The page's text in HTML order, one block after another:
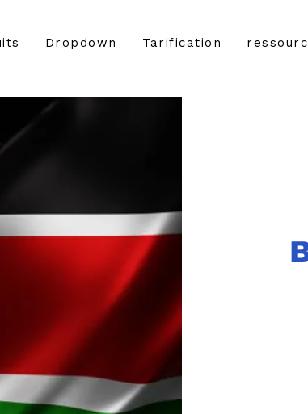
Dropdown Tarification